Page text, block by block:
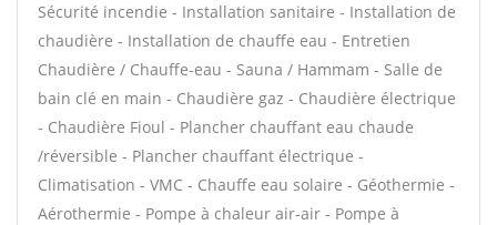
Sécurité incendie - Installation sanitaire - Installation de
chaudière - Installation de chauffe eau - Entretien
Chaudière / Chauffe-eau - Sauna / Hammam - Salle de
bain clé en main - Chaudière gaz - Chaudière électrique
- Chaudière Fioul - Plancher chauffant eau chaude
/réversible - Plancher chauffant électrique -
Climatisation - VMC - Chauffe eau solaire - Géothermie -
Aérothermie - Pompe à chaleur air-air - Pompe à